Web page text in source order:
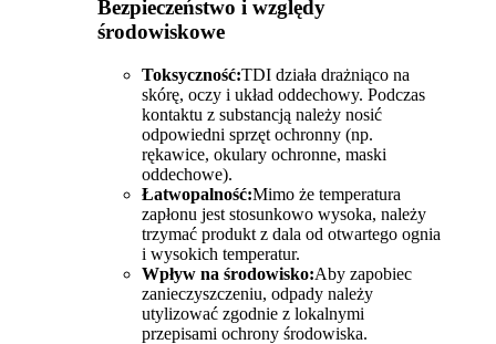
Bezpieczeństwo i względy
środowiskowe
Toksyczność:TDI działa drażniąco na
skórę, oczy i układ oddechowy. Podczas
kontaktu z substancją należy nosić
odpowiedni sprzęt ochronny (np.
rękawice, okulary ochronne, maski
oddechowe).
Łatwopalność:Mimo że temperatura
zapłonu jest stosunkowo wysoka, należy
trzymać produkt z dala od otwartego ognia
i wysokich temperatur.
Wpływ na środowisko:Aby zapobiec
zanieczyszczeniu, odpady należy
utylizować zgodnie z lokalnymi
przepisami ochrony środowiska.